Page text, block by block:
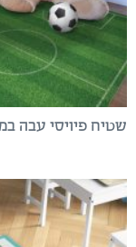
שטיח פיויסי עבה